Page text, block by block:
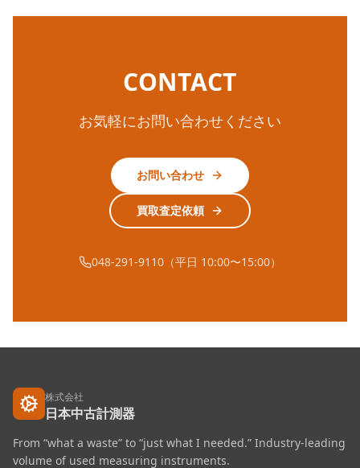
CONTACT
お気軽にお問い合わせください
お問い合わせ
買取査定依頼
048-291-9110（平日 10:00〜15:00）
株式会社
日本中古計測器
From “what a waste” to “just what I needed.” Industry-leading
volume of used measuring instruments.